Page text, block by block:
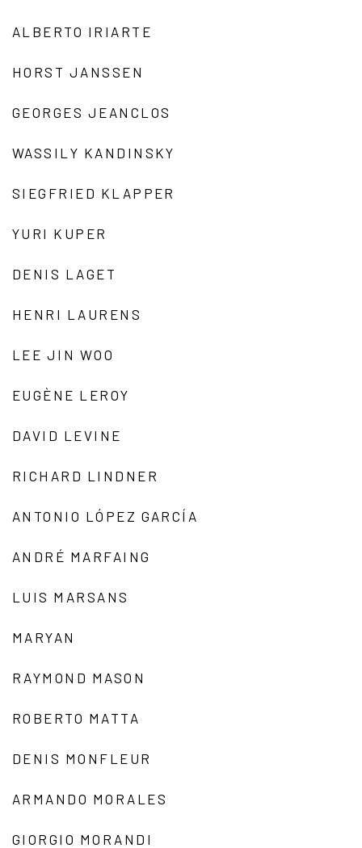
ALBERTO IRIARTE
HORST JANSSEN
GEORGES JEANCLOS
WASSILY KANDINSKY
SIEGFRIED KLAPPER
YURI KUPER
DENIS LAGET
HENRI LAURENS
LEE JIN WOO
EUGÈNE LEROY
DAVID LEVINE
RICHARD LINDNER
ANTONIO LÓPEZ GARCÍA
ANDRÉ MARFAING
LUIS MARSANS
MARYAN
RAYMOND MASON
ROBERTO MATTA
DENIS MONFLEUR
ARMANDO MORALES
GIORGIO MORANDI